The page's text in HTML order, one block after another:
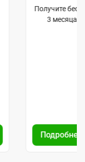
Получите
3 месяца
Подробней